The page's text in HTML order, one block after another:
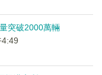
突破2000萬輛